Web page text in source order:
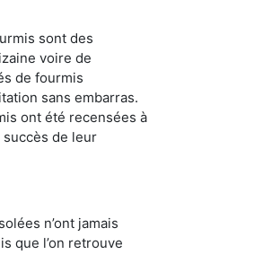
sont des
voire de
de fourmis
sans embarras.
ont été recensées à
de leur
n’ont jamais
que l’on retrouve